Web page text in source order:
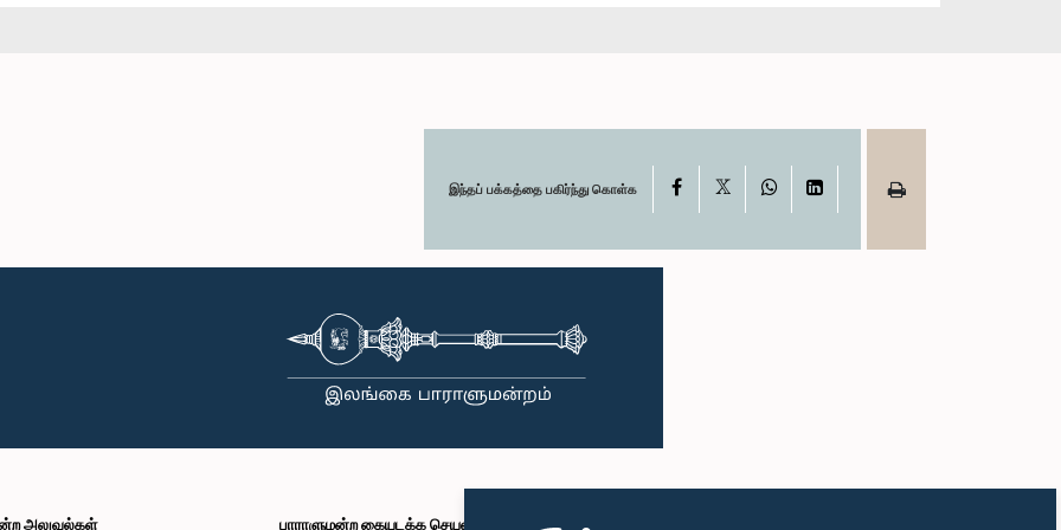
இந்தப் பக்கத்தை பகிர்ந்து கொள்க Facebook WhatsAppLinkedIn
அலுவல்கள் பாராளுமன்ற கையடக்க செயலி